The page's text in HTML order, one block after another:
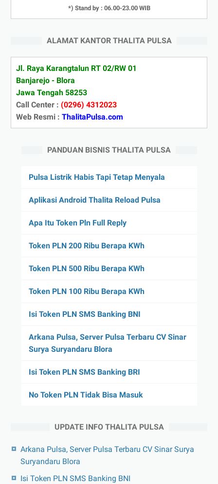
*) Stand by : 06.00-23.00 WIB
ALAMAT KANTOR THALITA PULSA
Jl. Raya Karangtalun RT 02/RW 01
Banjarejo - Blora
Jawa Tengah 58253
Call Center : (0296) 4312023
Web Resmi : ThalitaPulsa.com
PANDUAN BISNIS THALITA PULSA
Pulsa Listrik Habis Tapi Tetap Menyala
Aplikasi Android Thalita Reload Pulsa
Apa Itu Token Pln Full Reply
Token PLN 200 Ribu Berapa KWh
Token PLN 500 Ribu Berapa KWh
Token PLN 100 Ribu Berapa KWh
Isi Token PLN SMS Banking BNI
Arkana Pulsa, Server Pulsa Terbaru CV Sinar
Surya Suryandaru Blora
Isi Token PLN SMS Banking BRI
No Token PLN Tidak Bisa Masuk
UPDATE INFO THALITA PULSA
Arkana Pulsa, Server Pulsa Terbaru CV Sinar Surya
Suryandaru Blora
Isi Token PLN SMS Banking BNI